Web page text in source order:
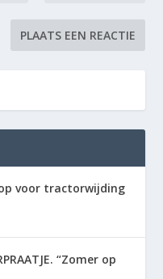
voor tractorwijding
“Zomer op